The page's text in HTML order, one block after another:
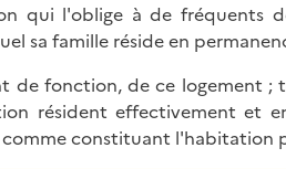
qui l'oblige à de fréquents
sa famille réside en
de fonction, de ce logement ;
résident effectivement et
constituant l'habitation